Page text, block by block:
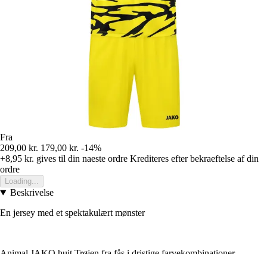
Fra
209,00 kr. 179,00 kr. -14%
+8,95 kr. gives til din naeste ordre Krediteres efter bekraeftelse af din
ordre
Loading...
Beskrivelse
En jersey med et spektakulært mønster